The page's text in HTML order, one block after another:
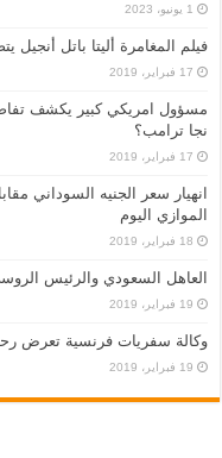
1 يونيو، 2023
فيلم المغامرة أليتا‭ ‬باتل أنجيل يتصدر إيرادات السينما الأمريكية هذا الاسبوع
17 فبراير، 2019
مسؤول امريكي كبير يكشف
نجا ترامب؟
17 فبراير، 2019
انهيار سعر الجنيه السوداني
الموازي اليوم
18 فبراير، 2019
العاهل السعودي والرئيس
19 فبراير، 2019
وكالة سفريات فرنسية تعرض
19 فبراير، 2019